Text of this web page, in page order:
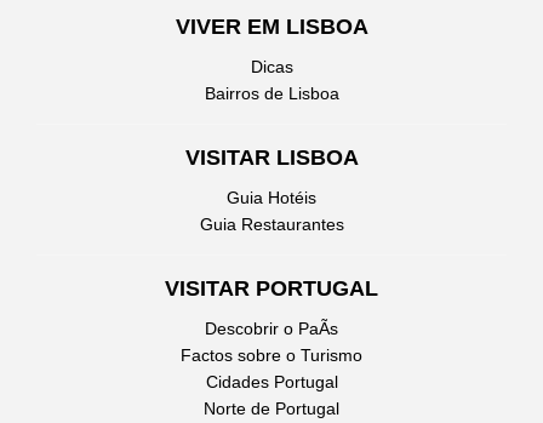
VIVER EM LISBOA
Dicas
Bairros de Lisboa
VISITAR LISBOA
Guia Hotéis
Guia Restaurantes
VISITAR PORTUGAL
Descobrir o PaÃ­s
Factos sobre o Turismo
Cidades Portugal
Norte de Portugal